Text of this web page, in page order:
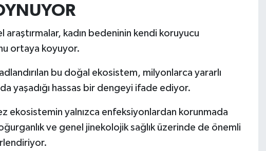
araştırmalar, kadın bedeninin kendi koruyucu
ortaya koyuyor.
bu doğal ekosistem, milyonlarca yararlı
yaşadığı hassas bir dengeyi ifade ediyor.
ekosistemin yalnızca enfeksiyonlardan korunmada
ve genel jinekolojik sağlık üzerinde de önemli